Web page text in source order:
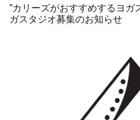
”カリーズがおすすめするヨガ
ガスタジオ募集のお知らせ